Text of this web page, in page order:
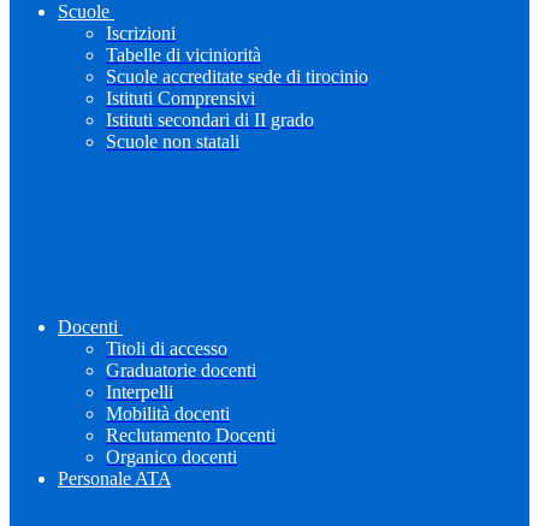
Scuole
Iscrizioni
Tabelle di viciniorità
Scuole accreditate sede di tirocinio
Istituti Comprensivi
Istituti secondari di II grado
Scuole non statali
Docenti
Titoli di accesso
Graduatorie docenti
Interpelli
Mobilità docenti
Reclutamento Docenti
Organico docenti
Personale ATA